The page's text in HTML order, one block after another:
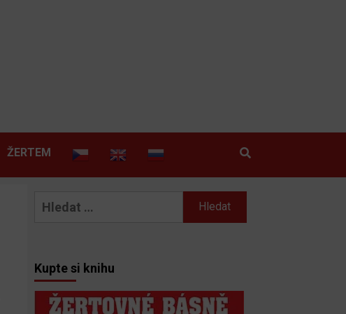
ŽERTEM
Vyhledávání
Kupte si knihu